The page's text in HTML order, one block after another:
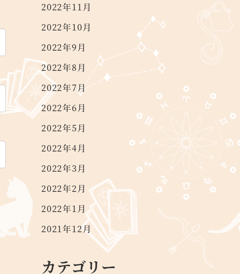
2022年11月
2022年10月
2022年9月
2022年8月
2022年7月
2022年6月
2022年5月
2022年4月
2022年3月
2022年2月
2022年1月
2021年12月
カテゴリー